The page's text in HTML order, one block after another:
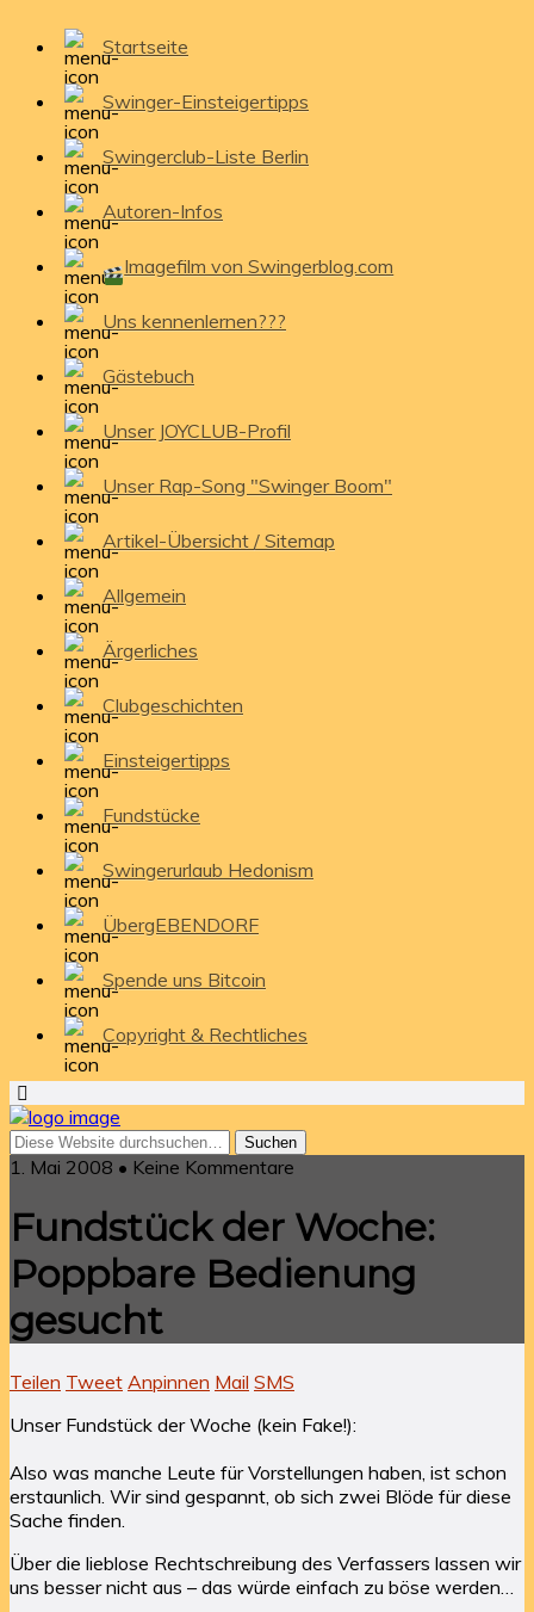
Startseite
Swinger-Einsteigertipps
Swingerclub-Liste Berlin
Autoren-Infos
Imagefilm von Swingerblog.com
Uns kennenlernen???
Gästebuch
Unser JOYCLUB-Profil
Unser Rap-Song "Swinger Boom"
Artikel-Übersicht / Sitemap
Allgemein
Ärgerliches
Clubgeschichten
Einsteigertipps
Fundstücke
Swingerurlaub Hedonism
ÜbergEBENDORF
Spende uns Bitcoin
Copyright & Rechtliches
1. Mai 2008 • Keine Kommentare
Fundstück der Woche:
Poppbare Bedienung
gesucht
Teilen Tweet Anpinnen Mail SMS
Unser Fundstück der Woche (kein Fake!):
Also was manche Leute für Vorstellungen haben, ist schon
erstaunlich. Wir sind gespannt, ob sich zwei Blöde für diese
Sache finden.
Über die lieblose Rechtschreibung des Verfassers lassen wir
uns besser nicht aus – das würde einfach zu böse werden…